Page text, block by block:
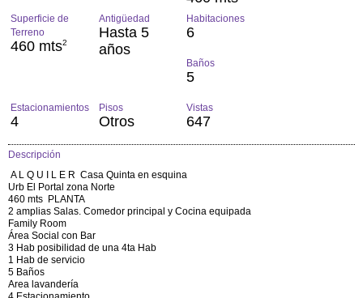
Superficie de
Terreno
460 mts2
Antigüedad
Hasta 5
años
Habitaciones
6
Baños
5
Estacionamientos
4
Pisos
Otros
Vistas
647
Descripción
A L Q U I L E R Casa Quinta en esquina
Urb El Portal zona Norte
460 mts PLANTA
2 amplias Salas. Comedor principal y Cocina equipada
Family Room
Área Social con Bar
3 Hab posibilidad de una 4ta Hab
1 Hab de servicio
5 Baños
Area lavandería